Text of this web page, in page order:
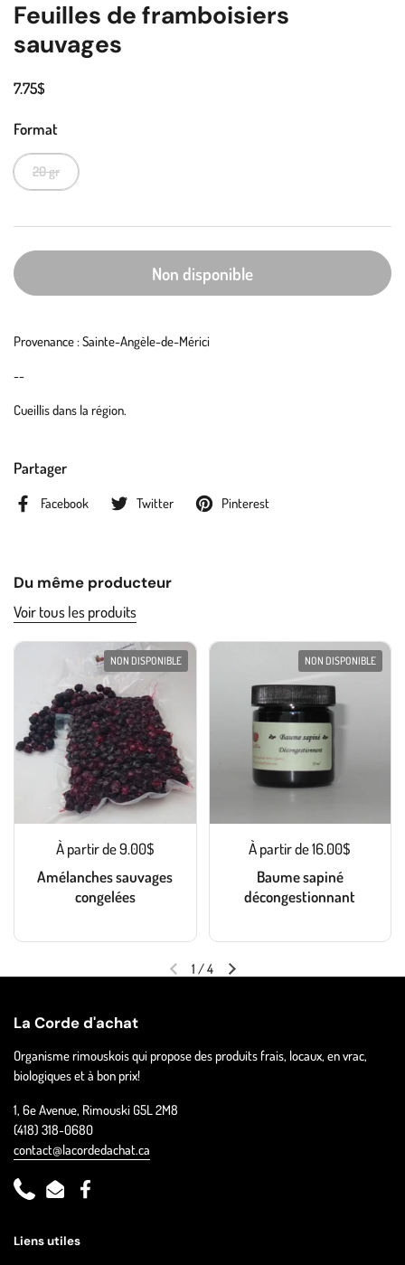
Feuilles de framboisiers
sauvages
7.75$
Format
20 gr
Non disponible
Provenance : Sainte-Angèle-de-Mérici
--
Cueillis dans la région.
Partager
Facebook Twitter Pinterest
Du même producteur
Voir tous les produits
À partir de 9.00$
Amélanches sauvages
congelées
NON DISPONIBLE
À partir de 16.00$
Baume sapiné
décongestionnant
NON DISPONIBLE
1 /4
La Corde d'achat
Organisme rimouskois qui propose des produits frais, locaux, en vrac,
biologiques et à bon prix!
1, 6e Avenue, Rimouski G5L 2M8
(418) 318-0680
contact@lacordedachat.ca
PhoneEmailFacebook
Liens utiles